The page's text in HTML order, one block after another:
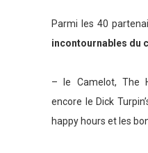
Parmi les 40
incontournables du
– le Camelot, The
encore le Dick
happy hours et les